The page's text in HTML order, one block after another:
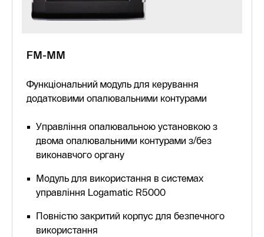
FM-MM
Функціональний модуль для керування
додатковими опалювальними контурами
Управління опалювальною установкою з
двома опалювальними контурами з/без
виконавчого органу
Модуль для використання в системах
управління Logamatic R5000
Повністю закритий корпус для безпечного
використання